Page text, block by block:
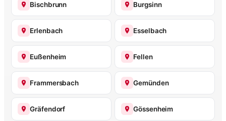
Bischbrunn Burgsinn
Erlenbach Esselbach
Eußenheim Fellen
Frammersbach Gemünden
Gräfendorf Gössenheim